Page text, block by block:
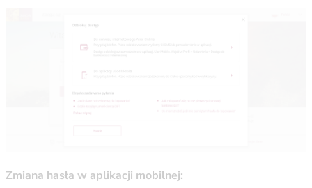
Zmiana hasła w aplikacji mobilnej: